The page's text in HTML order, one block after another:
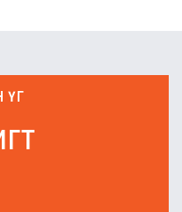
ҮГ